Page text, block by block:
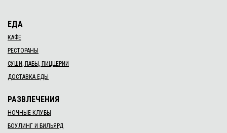
ЕДА
КАФЕ
РЕСТОРАНЫ
СУШИ, ПАБЫ, ПИЦЦЕРИИ
ДОСТАВКА ЕДЫ
РАЗВЛЕЧЕНИЯ
НОЧНЫЕ КЛУБЫ
БОУЛИНГ И БИЛЬЯРД